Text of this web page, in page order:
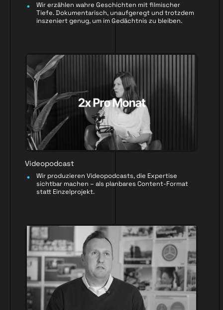
Wir erzählen wahre Geschichten mit filmischer
Tiefe. Dokumentarisch, unaufgeregt und trotzdem
inszeniert genug, um im Gedächtnis zu bleiben.
Videopodcast
Wir produzieren Videopodcasts, die Expertise
sichtbar machen – als planbares Content-Format
statt Einzelprojekt.